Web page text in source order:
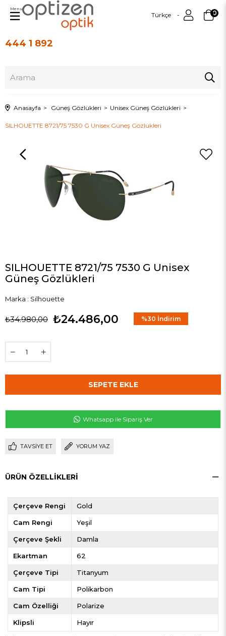
444 1 892
Türkçe 0
Menu
Anasayfa Güneş Gözlükleri Unisex Güneş Gözlükleri
SILHOUETTE 8721/75 7530 G Unisex Güneş Gözlükleri
SILHOUETTE 8721/75 7530 G Unisex
Güneş Gözlükleri
Marka : Silhouette
₺34.980,00 ₺24.486,00 %30 İndirim
Whatsapp ile Sipariş Ver
TAVSIYE ET YORUM YAZ
ÜRÜN ÖZELLIKLERI
Çerçeve Rengi Gold
Cam Rengi Yeşil
Çerçeve Şekli Damla
Ekartman 62
Çerçeve Tipi Titanyum
Cam Tipi Polikarbon
Cam Özelliği Polarize
Klipsli Hayır